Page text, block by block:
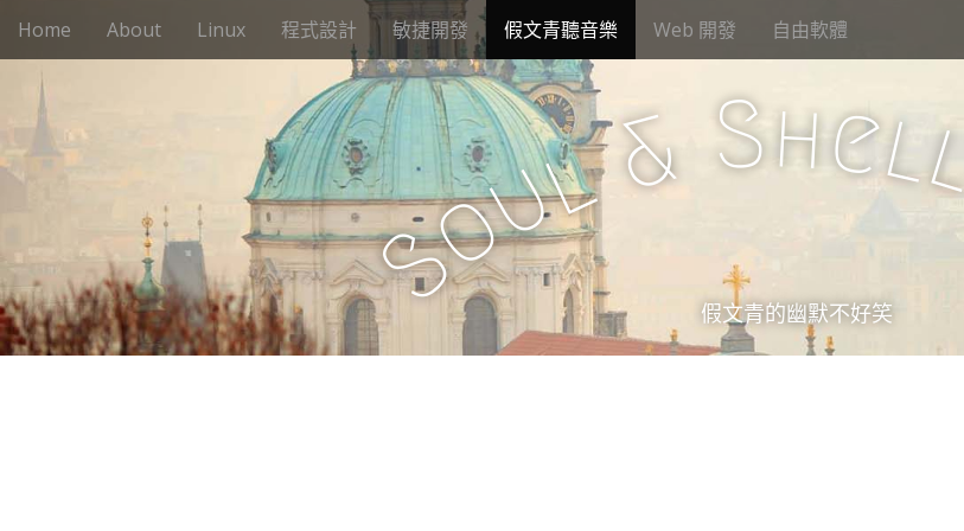
M
e
i
c
n
t
Home About Linux 程式設計 敏捷開發 假文青聽音樂 Web 開發 自由軟體
S
oul& Shell
假文青的幽默不好笑